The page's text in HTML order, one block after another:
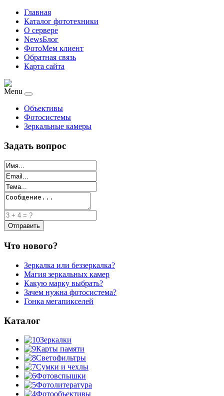
Главная
Каталог фототехники
О сервере
NewsБлог
ФотоМем клиент
Обратная связь
Карта сайта
Menu
Объективы
Фотосистемы
Зеркальные камеры
Задать вопрос
Что нового?
Зеркалка или беззеркалка?
Магия зеркальных камер
Какую марку выбрать?
Зачем нужна фотосистема?
Гонка мегапикселей
Каталог
Зеркалки
Карты памяти
Светофильтры
Сумки и чехлы
Фотовспышки
Фотолитература
Фотообъективы